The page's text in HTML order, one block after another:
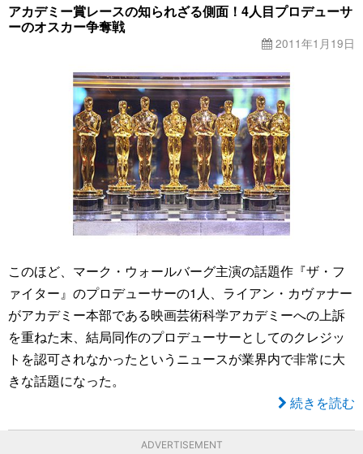
アカデミー賞レースの知られざる側面！4人目プロデューサ
ーのオスカー争奪戦
2011年1月19日
このほど、マーク・ウォールバーグ主演の話題作『ザ・フ
ァイター』のプロデューサーの1人、ライアン・カヴァナー
がアカデミー本部である映画芸術科学アカデミーへの上訴
を重ねた末、結局同作のプロデューサーとしてのクレジッ
トを認可されなかったというニュースが業界内で非常に大
きな話題になった。
続きを読む
ADVERTISEMENT